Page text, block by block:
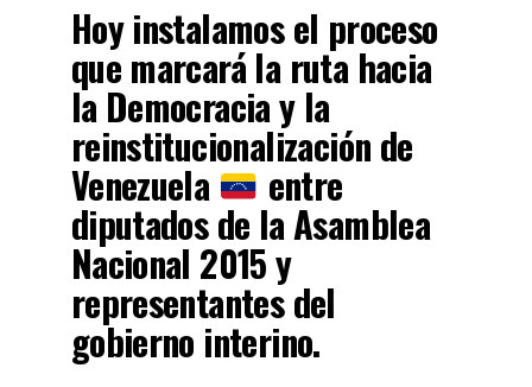
Hoy instalamos el proceso
que marcará la ruta hacia
la Democracia y la
reinstitucionalización de
Venezuela entre
diputados de la Asamblea
Nacional 2015 y
representantes del
gobierno interino.